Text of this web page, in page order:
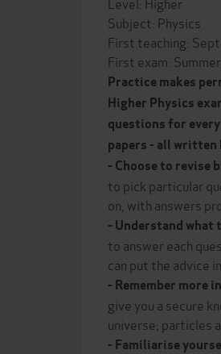
Subject: Physics
First teaching:
First exam:
Practice makes
Higher Physics
questions for
papers - all written
- Choose to revise
to pick particular
on, with answers
- Understand what
to answer each
can put the advice
- Remember more
give you a secure
universe; particles
- Familiarise